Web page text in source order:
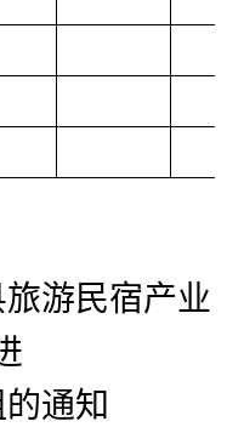
游民宿产业
通知